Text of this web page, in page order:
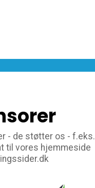
- de støtter os - f.eks.
til vores hjemmeside